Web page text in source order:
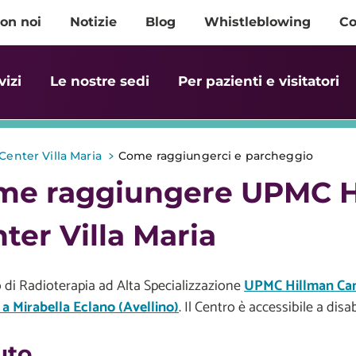
noi Notizie Blog Whistleblowing
Le nostre sedi Per pazienti e visitatori
Villa Maria > Come raggiungerci e parcheggio
raggiungere UPMC
Villa Maria
Radioterapia ad Alta SpecializzazioneUPMC Hillman
Mirabella Eclano (Avellino). Il Centro è accessibile a